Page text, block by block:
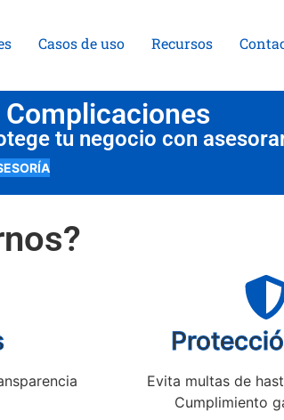
Casos de uso Recursos
tu negocio con
Evita multas de
Cumplimiento